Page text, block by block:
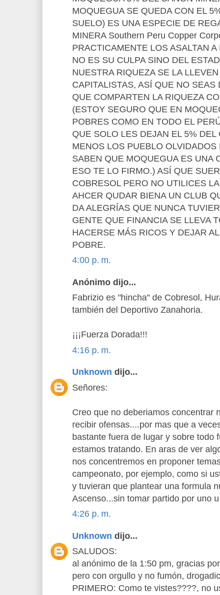
MOQUEGUA SE QUEDA CON EL
SUELO) ES UNA ESPECIE DE
MINERA Southern Peru Copper
PRACTICAMENTE LOS ASALTAN
NO ES SU CULPA SINO DEL
NUESTRA RIQUEZA SE LA
CAPITALISTAS, ASÍ QUE NO
QUE COMPARTEN LA RIQUEZA
(ESTOY SEGURO QUE EN
POBRES COMO EN TODO EL
QUE SOLO LES DEJAN EL 5%
MENOS LOS PUEBLO
SABEN QUE MOQUEGUA ES UNA
ESO TE LO FIRMO.) ASÍ QUE
COBRESOL PERO NO UTILICES
AHCER QUDAR BIENA UN CLUB
DA ALEGRÍAS QUE NUNCA
GENTE QUE FINANCIA SE LLEVA
HACERSE MÁS RICOS Y DEJAR
POBRE.
4:00 p. m.
Anónimo dijo...
Fabrizio es "hincha" de Cobresol,
también del Deportivo Zanahoria.
¡¡¡Fuerza Dorada!!!
4:16 p. m.
Unknown dijo...
Señores:
Creo que no deberiamos concentrar
recibir ofensas....por mas que a
bastante fuera de lugar y sobre todo
estamos tratando. En aras de ver
nos concentremos en proponer
campeonato, por ejemplo, como si
y tuvieran que plantear una formula
Ascenso...sin tomar partido por uno
4:26 p. m.
Unknown dijo...
SALUDOS:
al anónimo de la 1:50 pm, gracias
pero con orgullo y no fumón,
PRIMERO: Como te vistes????, no